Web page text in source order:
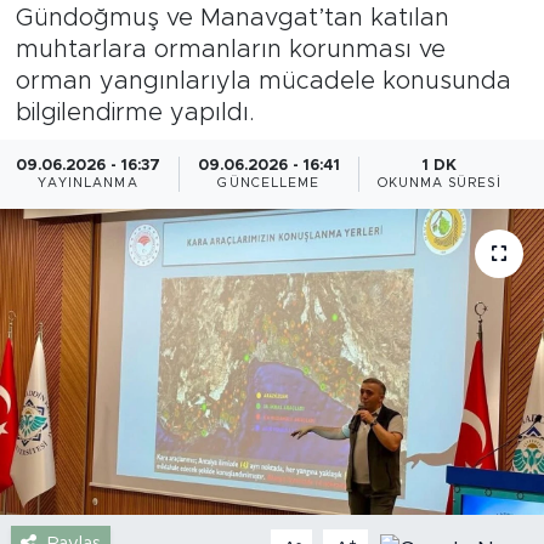
Gündoğmuş ve Manavgat’tan katılan
muhtarlara ormanların korunması ve
orman yangınlarıyla mücadele konusunda
bilgilendirme yapıldı.
09.06.2026 - 16:37
YAYINLANMA
09.06.2026 - 16:41
GÜNCELLEME
1 DK
OKUNMA SÜRESI
Gazipaşa
Güncel
Gündem
İnşaat-Emlak
Kültür-Sanat
Sağlık
Siyaset
Spor
Turizm